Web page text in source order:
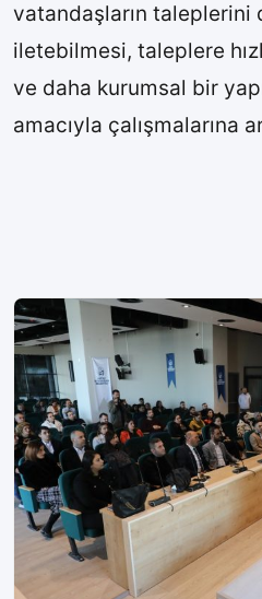
vatandaşların taleplerini
iletebilmesi, taleplere
ve daha kurumsal bir
amacıyla çalışmalarına